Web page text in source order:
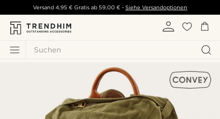
Suchen
Versand 4,95 € Gratis ab59,00 € - Siehe Versandoptionen